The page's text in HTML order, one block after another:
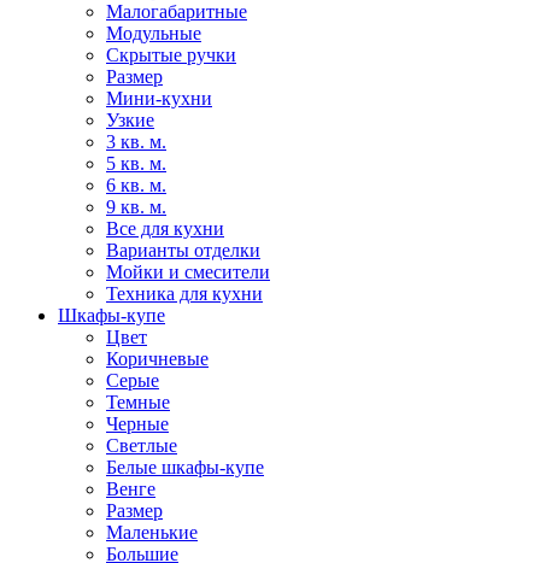
Малогабаритные
Модульные
Скрытые ручки
Размер
Мини-кухни
Узкие
3 кв. м.
5 кв. м.
6 кв. м.
9 кв. м.
Все для кухни
Варианты отделки
Мойки и смесители
Техника для кухни
Шкафы-купе
Цвет
Коричневые
Серые
Темные
Черные
Светлые
Белые шкафы-купе
Венге
Размер
Маленькие
Большие